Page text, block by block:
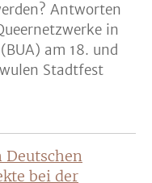
Antworten
in
am 18. und
Stadtfest
Deutschen
bei der